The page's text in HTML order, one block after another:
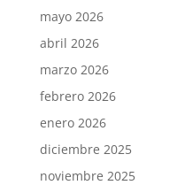
mayo 2026
abril 2026
marzo 2026
febrero 2026
enero 2026
diciembre 2025
noviembre 2025